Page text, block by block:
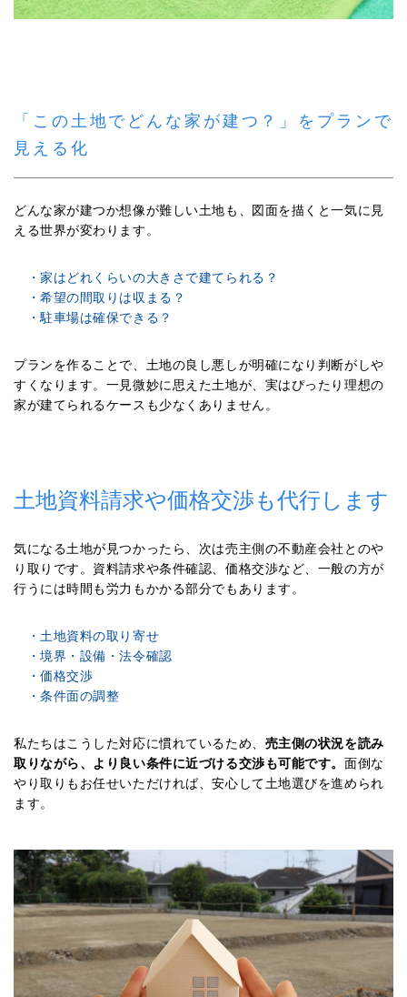
「この土地でどんな家が建つ？」をプランで
見える化
どんな家が建つか想像が難しい土地も、図面を描くと一気に見
える世界が変わります。
・家はどれくらいの大きさで建てられる？
・希望の間取りは収まる？
・駐車場は確保できる？
プランを作ることで、土地の良し悪しが明確になり判断がしや
すくなります。一見微妙に思えた土地が、実はぴったり理想の
家が建てられるケースも少なくありません。
土地資料請求や価格交渉も代行します
気になる土地が見つかったら、次は売主側の不動産会社とのや
り取りです。資料請求や条件確認、価格交渉など、一般の方が
行うには時間も労力もかかる部分でもあります。
・土地資料の取り寄せ
・境界・設備・法令確認
・価格交渉
・条件面の調整
私たちはこうした対応に慣れているため、 売主側の状況を読み
取りながら、より良い条件に近づける交渉も可能です。 面倒な
やり取りもお任せいただければ、安心して土地選びを進められ
ます。